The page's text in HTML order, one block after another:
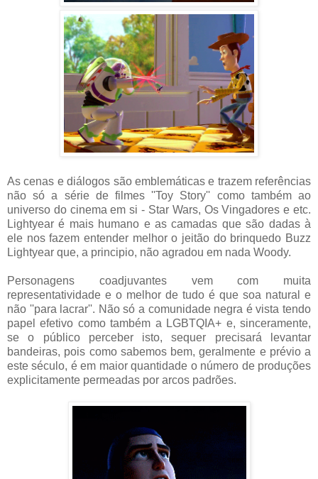
As cenas e diálogos são emblemáticas e trazem referências
não só a série de filmes ''Toy Story'' como também ao
universo do cinema em si - Star Wars, Os Vingadores e etc.
Lightyear é mais humano e as camadas que são dadas à
ele nos fazem entender melhor o jeitão do brinquedo Buzz
Lightyear que, a principio, não agradou em nada Woody.
Personagens coadjuvantes vem com muita
representatividade e o melhor de tudo é que soa natural e
não ''para lacrar''. Não só a comunidade negra é vista tendo
papel efetivo como também a LGBTQIA+ e, sinceramente,
se o público perceber isto, sequer precisará levantar
bandeiras, pois como sabemos bem, geralmente e prévio a
este século, é em maior quantidade o número de produções
explicitamente permeadas por arcos padrões.